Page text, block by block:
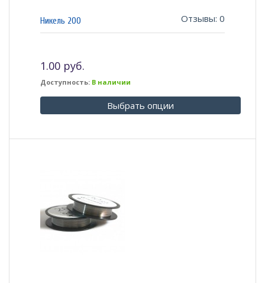
Отзывы: 0
Никель 200
1.00 руб.
Доступность: В наличии
Выбрать опции